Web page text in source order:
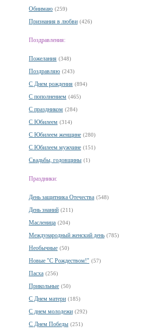
Обнимаю (259)
Признания в любви (426)
Поздравления:
Пожелания (348)
Поздравляю (243)
С Днем рождения (894)
С пополнением (465)
С праздником (284)
С Юбилеем (314)
С Юбилеем женщине (280)
С Юбилеем мужчине (151)
Свадьбы, годовщины (1)
Праздники:
День защитника Отечества (548)
День знаний (211)
Масленица (204)
Международный женский день (785)
Необычные (50)
Новые "С Рождеством!" (57)
Пасха (256)
Прикольные (50)
С Днем матери (185)
С днем молодежи (292)
С Днем Победы (251)